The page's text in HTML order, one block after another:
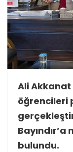
Previous
Ali Akkanat
öğrencileri
bulundu.